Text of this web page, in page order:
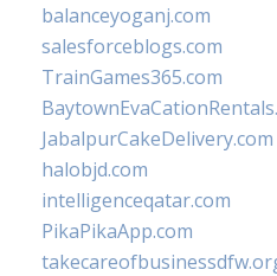
balanceyoganj.com
salesforceblogs.com
TrainGames365.com
JabalpurCakeDelivery.com
halobjd.com
intelligenceqatar.com
PikaPikaApp.com